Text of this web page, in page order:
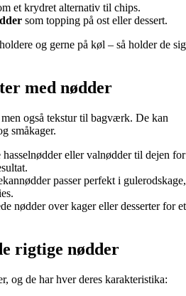
et krydret alternativ til chips.
som topping på ost eller dessert.
og gerne på køl – så holder de sig
med nødder
også tekstur til bagværk. De kan
småkager.
eller valnødder til dejen for
passer perfekt i gulerodskage,
nødder over kager eller desserter for et
rigtige nødder
og de har hver deres karakteristika: